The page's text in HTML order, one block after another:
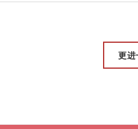
更进